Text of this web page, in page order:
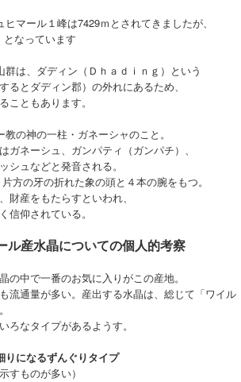
マール１峰は7429ｍとされてきましたが、
となっています
は、ダディン（Ｄｈａｄｉｎｇ）という
とダディン郡）の外れにあるため、
ともあります。
教の神の一柱・ガネーシャのこと。
ネーシュ、ガンパティ（ガンパチ）、
ュなどと発音される。
の牙の折れた象の頭と４本の腕をもつ。
産をもたらすといわれ、
仰されている。
ル産水晶についての個人的考察
の中で一番のお気に入りがこの産地。
流通量が多い。産出する水晶は、総じて「ワイル
ろなタイプがあるようす。
りになるずんぐりタイプ
すものが多い）